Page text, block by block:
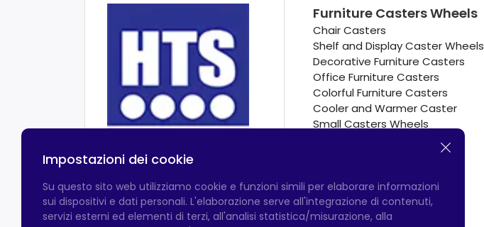
Furniture Casters Wheels
Chair Casters
Shelf and Display Caster Wheels
Decorative Furniture Casters
Office Furniture Casters
Colorful Furniture Casters
Cooler and Warmer Caster
Small Casters Wheels
Hotel Equipment Casters
Impostazioni dei cookie
Su questo sito web utilizziamo cookie e funzioni simili per elaborare informazioni
sui dispositivi e dati personali. L'elaborazione serve all'integrazione di contenuti,
servizi esterni ed elementi di terzi, all'analisi statistica/misurazione, alla